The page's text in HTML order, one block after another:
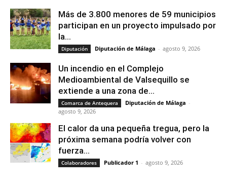
Más de 3.800 menores de 59 municipios
participan en un proyecto impulsado por
la...
Diputación Diputación de Málaga - agosto 9, 2026
Un incendio en el Complejo
Medioambiental de Valsequillo se
extiende a una zona de...
Comarca de Antequera Diputación de Málaga -
agosto 9, 2026
El calor da una pequeña tregua, pero la
próxima semana podría volver con
fuerza...
Colaboradores Publicador 1 - agosto 9, 2026